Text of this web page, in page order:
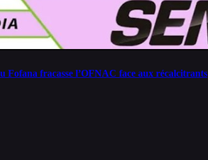
Fofana fracasse l’OFNAC face aux récalcitrants